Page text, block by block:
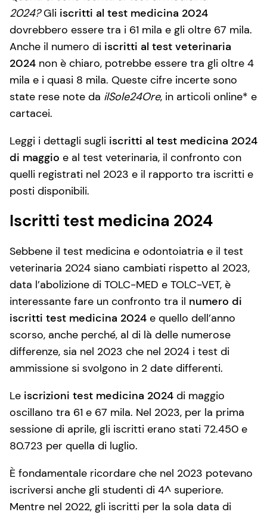
2024?Gli iscritti al test medicina 2024
dovrebbero essere tra i 61 mila e gli oltre 67 mila.
Anche il numero di iscritti al test veterinaria
2024 non è chiaro, potrebbe essere tra gli oltre 4
mila e i quasi 8 mila. Queste cifre incerte sono
state rese note da ilSole24Ore, in articoli online* e
cartacei.
Leggi i dettagli sugli iscritti al test medicina 2024
di maggio e al test veterinaria, il confronto con
quelli registrati nel 2023 e il rapporto tra iscritti e
posti disponibili.
Iscritti test medicina 2024
Sebbene il test medicina e odontoiatria e il test
veterinaria 2024 siano cambiati rispetto al 2023,
data l’abolizione di TOLC-MED e TOLC-VET, è
interessante fare un confronto tra il numero di
iscritti test medicina 2024 e quello dell’anno
scorso, anche perché, al di là delle numerose
differenze, sia nel 2023 che nel 2024 i test di
ammissione si svolgono in 2 date differenti.
Le iscrizioni test medicina 2024 di maggio
oscillano tra 61 e 67 mila. Nel 2023, per la prima
sessione di aprile, gli iscritti erano stati 72.450 e
80.723 per quella di luglio.
È fondamentale ricordare che nel 2023 potevano
iscriversi anche gli studenti di 4^ superiore.
Mentre nel 2022, gli iscritti per la sola data di